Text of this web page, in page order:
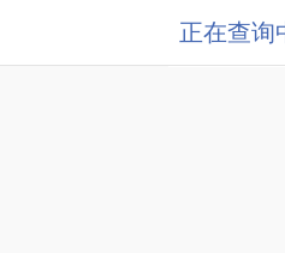
正在查询